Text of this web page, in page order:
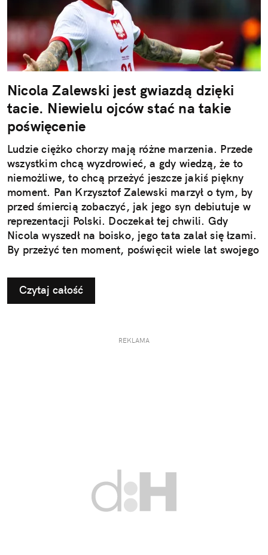
Nicola Zalewski jest gwiazdą dzięki
tacie. Niewielu ojców stać na takie
poświęcenie
Ludzie ciężko chorzy mają różne marzenia. Przede
wszystkim chcą wyzdrowieć, a gdy wiedzą, że to
niemożliwe, to chcą przeżyć jeszcze jakiś piękny
moment. Pan Krzysztof Zalewski marzył o tym, by
przed śmiercią zobaczyć, jak jego syn debiutuje w
reprezentacji Polski. Doczekał tej chwili. Gdy
Nicola wyszedł na boisko, jego tata zalał się łzami.
By przeżyć ten moment, poświęcił wiele lat swojego
dziś na Euro, być może nie byłby piłkarzem.
Czytaj całość
REKLAMA